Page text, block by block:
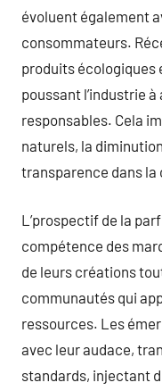
évoluent également
consommateurs.
produits écologiques
poussant l’industrie
responsables. Cela
naturels, la
transparence dans
L’prospectif de la
compétence des
de leurs créations
communautés qui
ressources. Les
avec leur audace,
standards, injectant